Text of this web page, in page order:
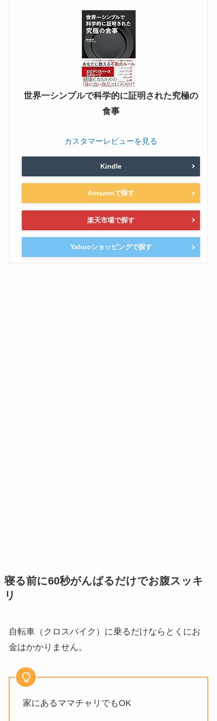
世界一シンプルで科学的に証明された究極の
食事
カスタマーレビューを見る
Kindle
Amazonで探す
楽天市場で探す
Yahooショッピングで探す
寝る前に60秒がんばるだけでお腹スッキ
リ
自転車（クロスバイク）に乗るだけならとくにお
金はかかりません。
家にあるママチャリでもOK